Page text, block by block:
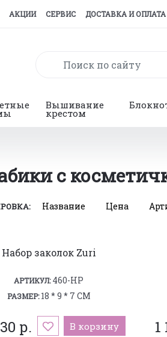
АКЦИИ СЕРВИС ДОСТАВКА И ОПЛАТА
Вышивание
крестом
с
Название Цена
Набор заколок Zuri
АРТИКУЛ:460-HP
РАЗМЕР:18 * 9 * 7 СМ
р. В корзину 1